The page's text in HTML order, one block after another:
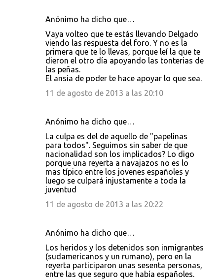
Anónimo ha dicho que…
Vaya volteo que te estás llevando Delgado
viendo las respuesta del foro. Y no es la
primera que te lo llevas, porque leí la que te
dieron el otro día apoyando las tonterias de
las peñas.
El ansia de poder te hace apoyar lo que sea.
11 de agosto de 2013 a las 20:10
Anónimo ha dicho que…
La culpa es del de aquello de "papelinas
para todos". Seguimos sin saber de que
nacionalidad son los implicados? Lo digo
porque una reyerta a navajazos no es lo
mas típico entre los jovenes españoles y
luego se culpará injustamente a toda la
juventud
11 de agosto de 2013 a las 20:22
Anónimo ha dicho que…
Los heridos y los detenidos son inmigrantes
(sudamericanos y un rumano), pero en la
reyerta participaron unas sesenta personas,
entre las que seguro que había españoles.